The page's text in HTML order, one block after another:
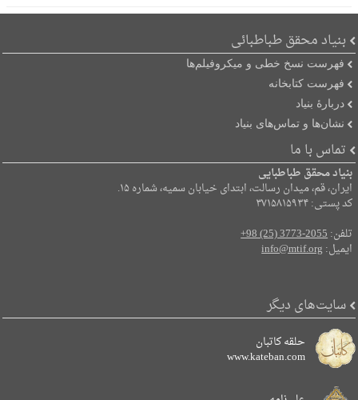
بنیاد محقق طباطبائی
فهرست نسخ خطی و میکروفیلم‌ها
فهرست کتابخانه
دربارۀ بنیاد
نشان‌ها و تماس‌های بنیاد
تماس با ما
بنیاد محقق طباطبایی
ایران، قم، میدان رسالت، ابتدای خیابان سمیه، شماره ۱۵.
کد پستی: ۳۷۱۵۸۱۵۹۳۴
تلفن:+98 (25) 3773-2055
ایمیل:info@mtif.org
سایت‌های دیگر
حلقه کاتبان
www.kateban.com